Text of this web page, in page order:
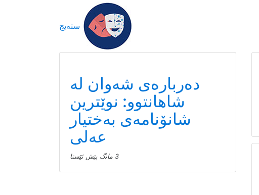
دەربارەی شەوان لە
شاهانتوو: نوێترین
شانۆنامەی بەختیار
عەلی
3 مانگ پێش ئێستا